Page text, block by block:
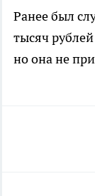
Ранее был
тысяч
но она не